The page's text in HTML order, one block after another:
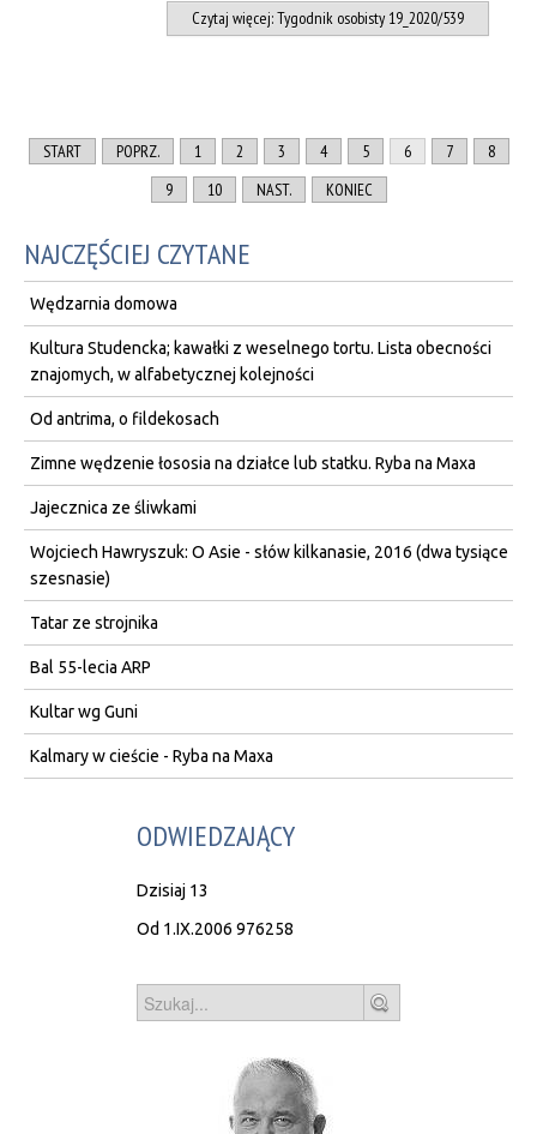
Czytaj więcej: Tygodnik osobisty 19_2020/539
START POPRZ. 1 2 3 4 5 6 7
8
9
10 NAST. KONIEC
NAJCZĘŚCIEJ CZYTANE
Wędzarnia domowa
Kultura Studencka; kawałki z weselnego tortu. Lista obecności
znajomych, w alfabetycznej kolejności
Od antrima, o fildekosach
Zimne wędzenie łososia na działce lub statku. Ryba na Maxa
Jajecznica ze śliwkami
Wojciech Hawryszuk: O Asie - słów kilkanasie, 2016 (dwa tysiące
szesnasie)
Tatar ze strojnika
Bal 55-lecia ARP
Kultar wg Guni
Kalmary w cieście - Ryba na Maxa
ODWIEDZAJĄCY
Dzisiaj 13
Od 1.IX.2006 976258
Szukaj